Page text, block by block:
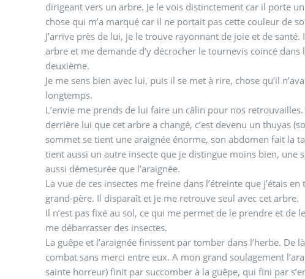
dirigeant vers un arbre. Je le vois distinctement car il porte
chose qui m’a marqué car il ne portait pas cette couleur de
J’arrive près de lui, je le trouve rayonnant de joie et de
arbre et me demande d’y décrocher le tournevis coincé dans
deuxième.
Je me sens bien avec lui, puis il se met à rire, chose qu’il
longtemps.
L’envie me prends de lui faire un câlin pour nos retrouvailles.
derrière lui que cet arbre a changé, c’est devenu un thuyas
sommet se tient une araignée énorme, son abdomen fait la
tient aussi un autre insecte que je distingue moins bien, une
aussi démesurée que l’araignée.
La vue de ces insectes me freine dans l’étreinte que j’étais
grand-père. Il disparaît et je me retrouve seul avec cet arbre.
Il n’est pas fixé au sol, ce qui me permet de le prendre et de
me débarrasser des insectes.
La guêpe et l’araignée finissent par tomber dans l’herbe. De
combat sans merci entre eux. A mon grand soulagement
sainte horreur) finit par succomber à la guêpe, qui fini par